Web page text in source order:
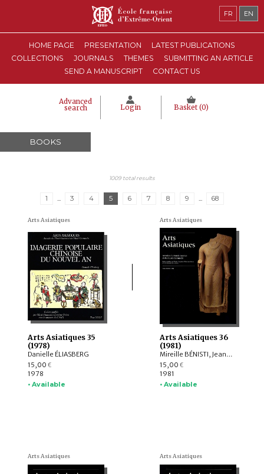
HOME PAGE PRESENTATION
LATEST PUBLICATIONS
COLLECTIONS
JOURNALS THEMES
SUBMITTING AN ARTICLE
SEND A MANUSCRIPT
CONTACT US
Advanced
search Login Basket (0)
FR EN
BOOKS
1009 total results
1 ... 3 4 5 6 7 8 9 ... 68
Arts Asiatiques
Arts Asiatiques 35
(1978)
Danielle ÉLIASBERG
15,00 €
1978
• Available
Arts Asiatiques
Arts Asiatiques 36
(1981)
Mireille BÉNISTI, Jean-Paul ROUX, Anna-Maria di PASCALE PICCOLINO, Bernard DUPAIGNE, KHING Hoc Dy , Ching-Lang HOU, Bhanu AGRAWALA
15,00 €
1981
• Available
Arts Asiatiques Arts Asiatiques